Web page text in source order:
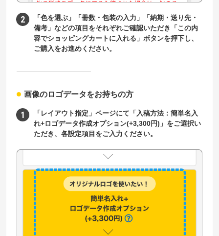
「色を選ぶ」「冊数・包装の入力」「納期・送り先・
備考」などの項目をそれぞれご確認いただき「この内
容でショッピングカートに入れる」ボタンを押下し、
ご購入をお進めください。
画像のロゴデータをお持ちの方
「レイアウト指定」ページにて「入稿方法：簡単名入
れ+ロゴデータ作成オプション(+3,300円)」をご選択い
ただき、各設定項目をご入力ください。